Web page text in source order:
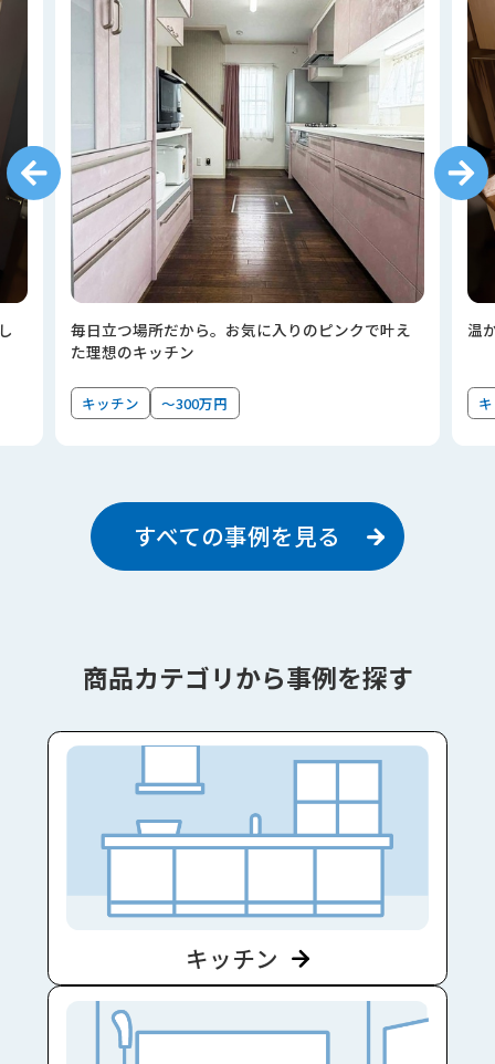
毎日立つ場所だから。お気に入りのピンクで叶え
た理想のキッチン
キッチン ～300万円
温
すべての事例を見る
商品カテゴリから事例を探す
キッチン